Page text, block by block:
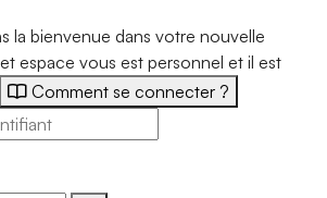
la bienvenue dans votre nouvelle
espace vous est personnel et il est
Comment se connecter ?